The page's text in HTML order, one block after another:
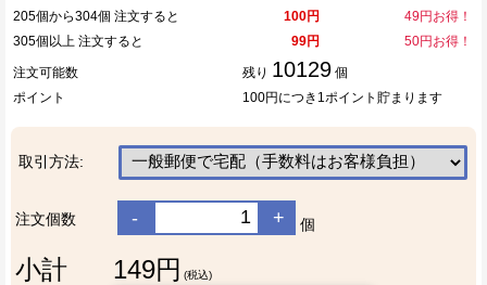
205個から304個 注文すると
100円
49円お得！
305個以上 注文すると
99円 50円お得！
注文可能数 残り 10129 個
ポイント
100円につき1ポイント貯まります
取引方法:
注文個数 - + 個
小計 149円 (税込)